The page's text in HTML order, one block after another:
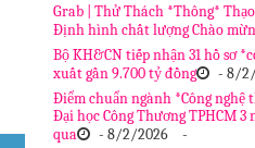
Grab | Thử Thách *Thông*
Định hình chất lượng Chào
Bộ KH&CN tiếp nhận 31 hồ sơ
xuất gần 9.700 tỷ đồng
- 8/
Điểm chuẩn ngành *Công nghệ
Đại học Công Thương TPHCM 3
qua
- 8/2/2026
-